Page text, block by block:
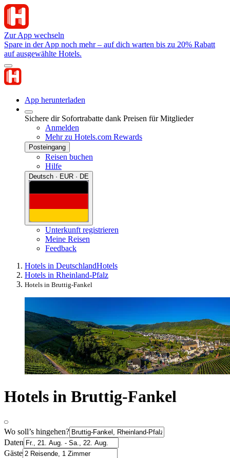
Zur App wechseln
Spare in der App noch mehr – auf dich warten bis zu 20% Rabatt
auf ausgewählte Hotels.
App herunterladen
Sichere dir Sofortrabatte dank Preisen für Mitglieder
Anmelden
Mehr zu Hotels.com Rewards
Posteingang
Reisen buchen
Hilfe
Deutsch · EUR · DE
Unterkunft registrieren
Meine Reisen
Feedback
Hotels in DeutschlandHotels
Hotels in Rheinland-Pfalz
Hotels in Bruttig-Fankel
Hotels in Bruttig-Fankel
Wo soll’s hingehen?
Daten
Gäste